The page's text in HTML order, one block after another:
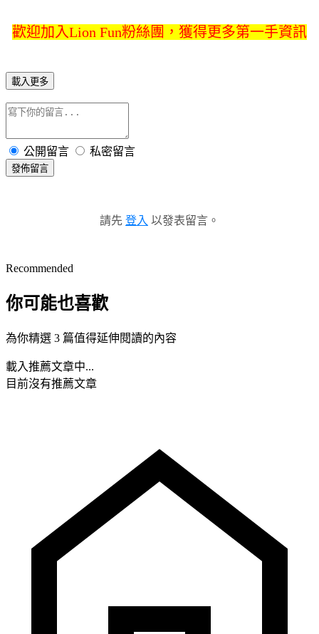
歡迎加入Lion Fun粉絲團，獲得更多第一手資訊
載入更多
公開留言 私密留言
發佈留言
請先 登入 以發表留言。
Recommended
你可能也喜歡
為你精選 3 篇值得延伸閱讀的內容
載入推薦文章中...
目前沒有推薦文章